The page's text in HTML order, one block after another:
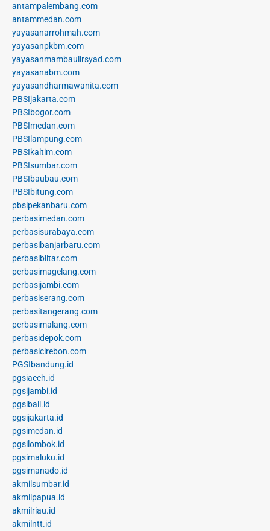
antampalembang.com
antammedan.com
yayasanarrohmah.com
yayasanpkbm.com
yayasanmambaulirsyad.com
yayasanabm.com
yayasandharmawanita.com
PBSIjakarta.com
PBSIbogor.com
PBSImedan.com
PBSIlampung.com
PBSIkaltim.com
PBSIsumbar.com
PBSIbaubau.com
PBSIbitung.com
pbsipekanbaru.com
perbasimedan.com
perbasisurabaya.com
perbasibanjarbaru.com
perbasiblitar.com
perbasimagelang.com
perbasijambi.com
perbasiserang.com
perbasitangerang.com
perbasimalang.com
perbasidepok.com
perbasicirebon.com
PGSIbandung.id
pgsiaceh.id
pgsijambi.id
pgsibali.id
pgsijakarta.id
pgsimedan.id
pgsilombok.id
pgsimaluku.id
pgsimanado.id
akmilsumbar.id
akmilpapua.id
akmilriau.id
akmilntt.id